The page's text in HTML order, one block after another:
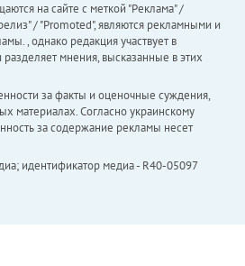
на сайте с меткой "Реклама" /
/ "Promoted", являются рекламными и
, однако редакция участвует в
разделяет мнения, высказанные в этих
за факты и оценочные суждения,
материалах. Согласно украинскому
за содержание рекламы несет
идентификатор медиа - R40-05097